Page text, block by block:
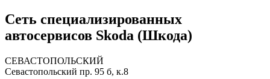
Сеть специализированных
автосервисов Skoda (Шкода)
СЕВАСТОПОЛЬСКИЙ
Севастопольский пр. 95 б, к.8